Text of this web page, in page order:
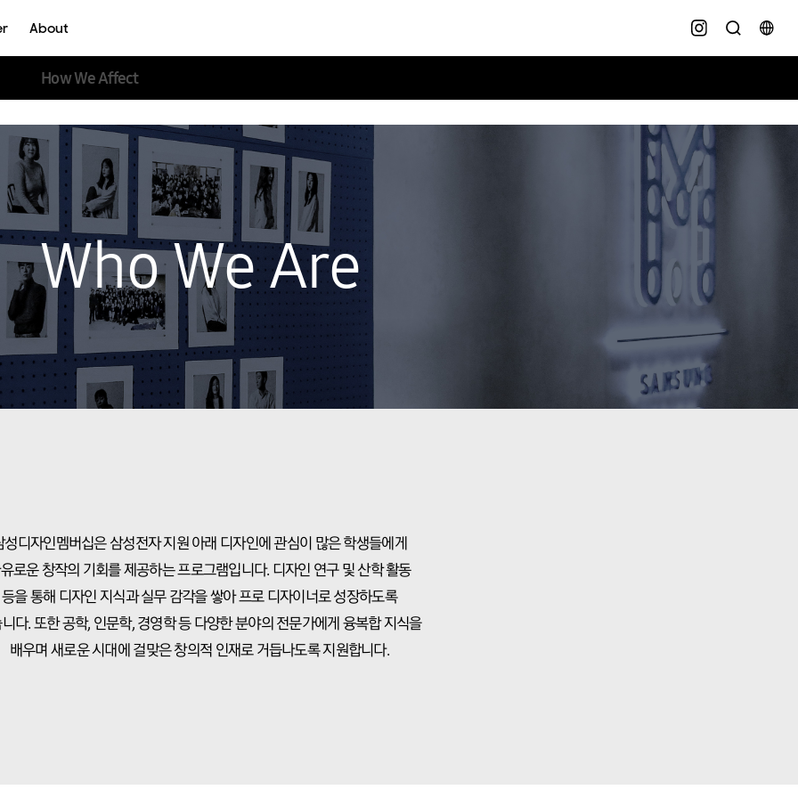
About
UX
How We Affect
Who We Are
성디자인멤버십은 삼성전자 지원 아래 디자인에 관심이 많은 학생들에게
로운 창작의 기회를 제공하는 프로그램입니다. 디자인 연구 및 산학 활동
등을 통해 디자인 지식과 실무 감각을 쌓아 프로 디자이너로 성장하도록
다. 또한 공학, 인문학, 경영학 등 다양한 분야의 전문가에게 융복합 지식을
배우며 새로운 시대에 걸맞은 창의적 인재로 거듭나도록 지원합니다.